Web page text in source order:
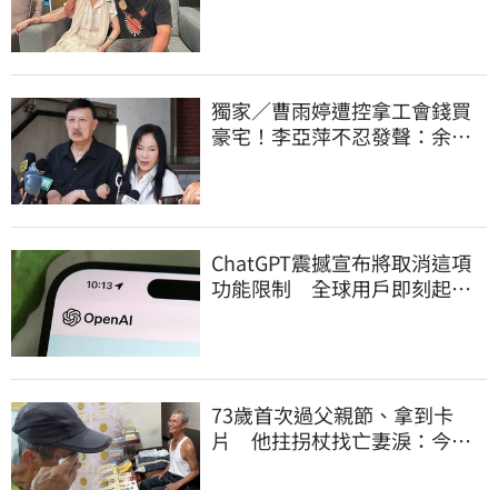
獨家／曹雨婷遭控拿工會錢買
豪宅！李亞萍不忍發聲：余天
ChatGPT震撼宣布將取消這項
功能限制 全球用戶即刻起
73歲首次過父親節、拿到卡
片 他拄拐杖找亡妻淚：今天